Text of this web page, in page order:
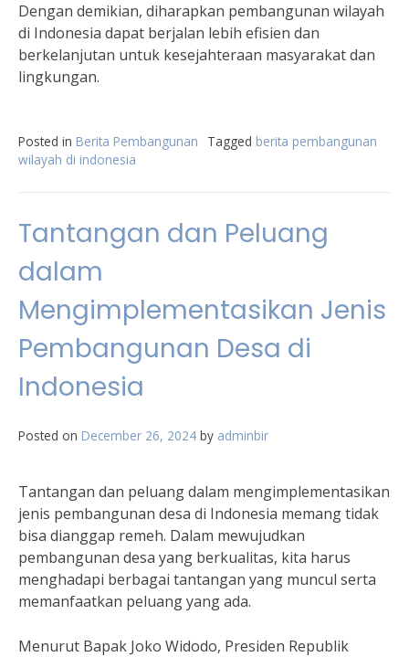
Dengan demikian, diharapkan pembangunan wilayah
di Indonesia dapat berjalan lebih efisien dan
berkelanjutan untuk kesejahteraan masyarakat dan
lingkungan.
Posted in Berita Pembangunan Tagged berita pembangunan
wilayah di indonesia
Tantangan dan Peluang
dalam
Mengimplementasikan Jenis
Pembangunan Desa di
Indonesia
Posted on December 26, 2024 by adminbir
Tantangan dan peluang dalam mengimplementasikan
jenis pembangunan desa di Indonesia memang tidak
bisa dianggap remeh. Dalam mewujudkan
pembangunan desa yang berkualitas, kita harus
menghadapi berbagai tantangan yang muncul serta
memanfaatkan peluang yang ada.
Menurut Bapak Joko Widodo, Presiden Republik